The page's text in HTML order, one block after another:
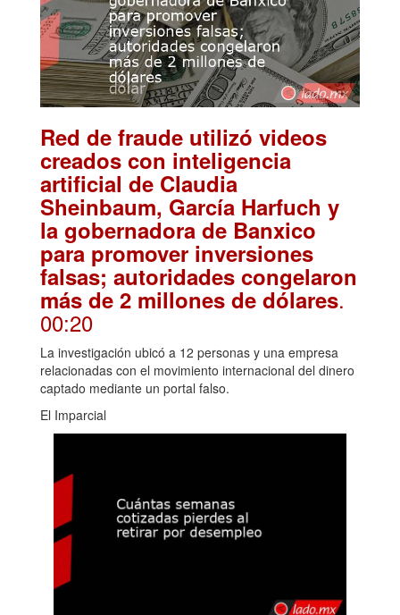
Red de fraude utilizó videos
creados con inteligencia
artificial de Claudia
Sheinbaum, García Harfuch y
la gobernadora de Banxico
para promover inversiones
falsas; autoridades congelaron
más de 2 millones de dólares.
00:20
La investigación ubicó a 12 personas y una empresa
relacionadas con el movimiento internacional del dinero
captado mediante un portal falso.
El Imparcial